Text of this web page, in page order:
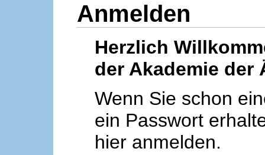
Anmelden
Herzlich
der Akademie der
Wenn Sie schon
ein Passwort
hier anmelden.